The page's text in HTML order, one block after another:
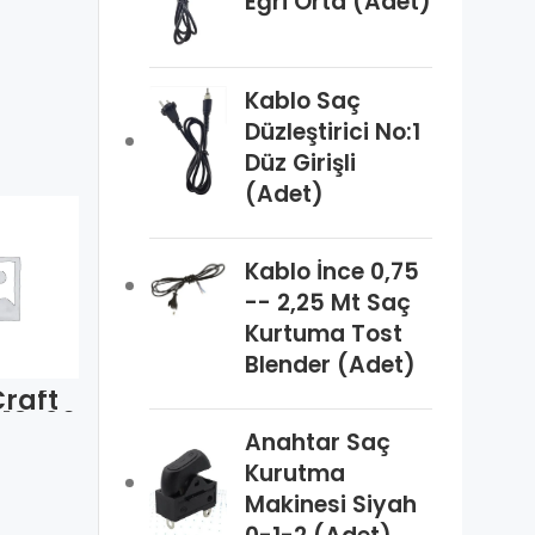
10-26
FrigoCraft
FCSMQ 25-26
25W Fan
Motoru
FrigoCraft
FCSMQ 5-26
5W Fan
cFan
Kablo Saç
Düzleştirici No:1
Düz Girişli
(Adet)
Kablo İnce 0,75
-- 2,25 Mt Saç
Kurtuma Tost
Blender (Adet)
Anahtar Saç
Kurutma
Makinesi Siyah